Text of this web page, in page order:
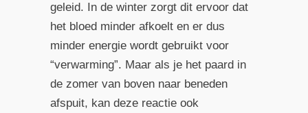
geleid. In de winter zorgt dit ervoor dat
het bloed minder afkoelt en er dus
minder energie wordt gebruikt voor
“verwarming”. Maar als je het paard in
de zomer van boven naar beneden
afspuit, kan deze reactie ook